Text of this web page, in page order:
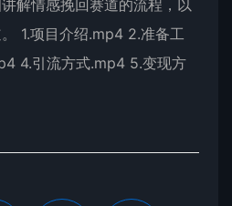
解情感挽回赛道的流程，以
1.项目介绍.mp4 2.准备工
4.引流方式.mp4 5.变现方